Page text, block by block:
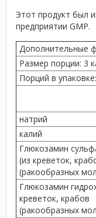
Этот продукт был
предприятии GMP.
Дополнительные
Размер порции: 3
Порций в упаковке:
натрий
калий
Глюкозамин
(из креветок,
(ракообразных
Глюкозамин
креветок, крабов
(ракообразных